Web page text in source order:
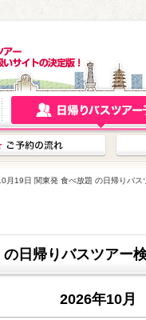
月19日 関東発 食べ放題 の日帰りバス
日帰りバスツアー
2026年10月